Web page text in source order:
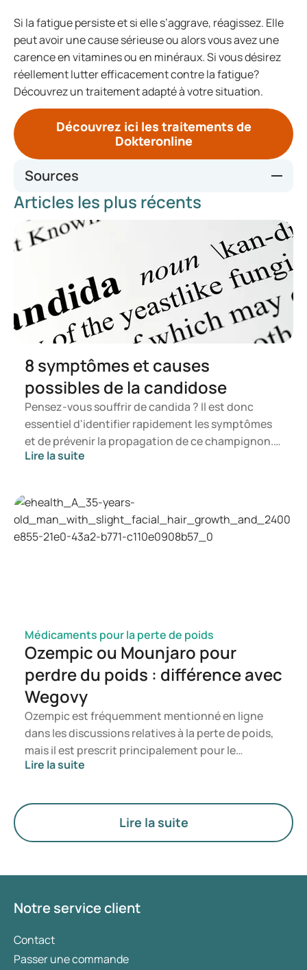
Si la fatigue persiste et si elle s’aggrave, réagissez. Elle
peut avoir une cause sérieuse ou alors vous avez une
carence en vitamines ou en minéraux. Si vous désirez
réellement lutter efficacement contre la fatigue?
Découvrez un traitement adapté à votre situation.
Découvrez ici les traitements de
Dokteronline
Sources
https://www.verywellhealth.com/supplements-for-energy-
8742118
https://www.benu.nl/gezondheid/weerstand-en-
https://www.apotheek.nl/klachten-
ziektes/moeheid#welke-medicijnen-worden-gebruikt-bij-
moeheid
https://www.healthline.com/health/balanced-diet
https://www.healthline.com/health/fatigue
https://www.health.harvard.edu/healthbeat/fight-fatigue-
with-fluids
https://my.clevelandclinic.org/health/symptoms/21206-
fatigue
https://pubmed.ncbi.nlm.nih.gov/17148748/
Articles les plus récents
8 symptômes et causes
possibles de la candidose
Pensez-vous souffrir de candida ? Il est donc
essentiel d'identifier rapidement les symptômes
et de prévenir la propagation de ce champignon.
Dans cet article, vous apprendrez ce qu'est le
manifester. Vous saurez ainsi à quel moment il est
pertinent de consulter un professionnel de santé.
Lire la suite
Médicaments pour la perte de poids
Ozempic ou Mounjaro pour
perdre du poids : différence avec
Wegovy
Ozempic est fréquemment mentionné en ligne
dans les discussions relatives à la perte de poids,
mais il est prescrit principalement pour le
traitement du diabète de type 2. Si vous
à la gestion du poids, des médicaments tels que
Mounjaro et Wegovy sont généralement
privilégiés. Le choix du traitement le plus adapté
d’utilisation de médicaments.
Lire la suite
Lire la suite
Notre service client
Contact
Passer une commande